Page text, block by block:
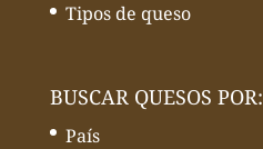
Tipos de queso
BUSCAR QUESOS POR:
País